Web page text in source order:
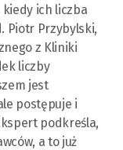
ich liczba
Piotr Przybylski,
z Kliniki
liczby
jest
postępuje i
podkreśla,
a to już